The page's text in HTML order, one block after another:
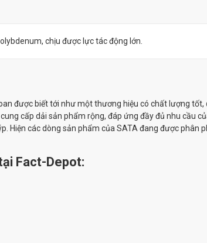
chịu được lực tác động lớn.
được biết tới như một thương hiệu có chất lượng
cấp dải sản phẩm rộng, đáp ứng đầy đủ nhu cầu
Hiện các dòng sản phẩm của SATA đang được phân
Fact-Depot: